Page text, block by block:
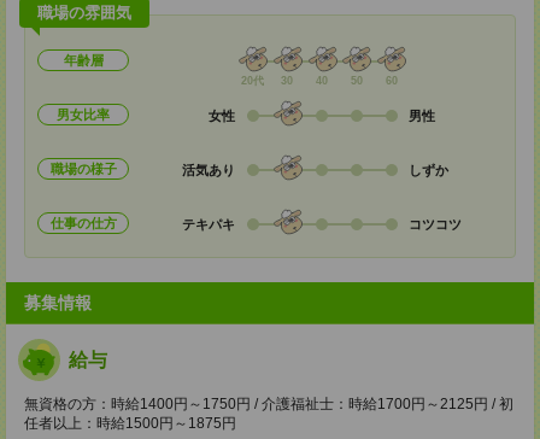
職場の雰囲気
年齢層
20代 30 40 50 60
男女比率 女性 男性
職場の様子 活気あり しずか
仕事の仕方 テキパキ コツコツ
募集情報
給与
無資格の方：時給1400円～1750円 / 介護福祉士：時給1700円～2125円 / 初
任者以上：時給1500円～1875円